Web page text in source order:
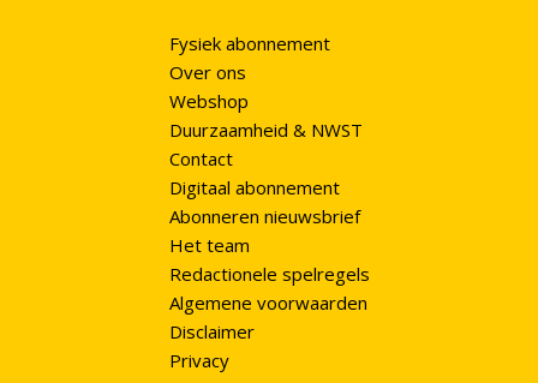
Fysiek abonnement
Over ons
Webshop
Duurzaamheid & NWST
Contact
Digitaal abonnement
Abonneren nieuwsbrief
Het team
Redactionele spelregels
Algemene voorwaarden
Disclaimer
Privacy